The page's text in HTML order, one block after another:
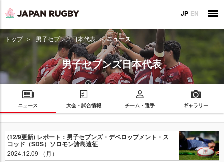
JP EN
トップ 男子セブンズ日本代表 ニュース
男子セブンズ日本代表
ニュース 大会・試合情報 チーム・選手 ギャラリー
(12/9更新) レポート：男子セブンズ・デベロップメント・ス
コッド（SDS）ソロモン諸島遠征
2024.12.09 （月）